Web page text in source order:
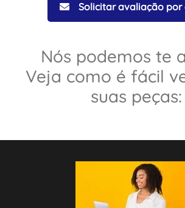
Solicitar avaliação por
Nós podemos te
Veja como é fácil
suas peças: